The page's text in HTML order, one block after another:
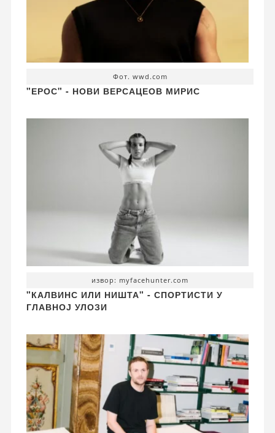
Фот. wwd.com
"ЕРОС" - НОВИ ВЕРСАЦЕОВ МИРИС
извор: myfacehunter.com
"КАЛВИНС ИЛИ НИШТА" - СПОРТИСТИ У
ГЛАВНОЈ УЛОЗИ